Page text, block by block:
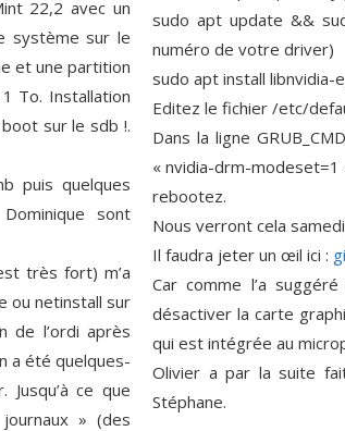
22,2 avec un
système sur le
et une partition
To. Installation
sur le sdb !.
puis quelques
sont
très fort) m’a
ou netinstall sur
de l’ordi après
a été quelques-
ce que
» (des
sudo apt update &&
numéro de votre driver)
sudo apt install libnvidia-
Editez le fichier /etc/
Dans la ligne
« nvidia-drm-modeset=1
rebootez.
Nous verront cela
Il faudra jeter un œil ici :
Car comme l’a
désactiver la carte
qui est intégrée au
Olivier a par la suite
Stéphane.